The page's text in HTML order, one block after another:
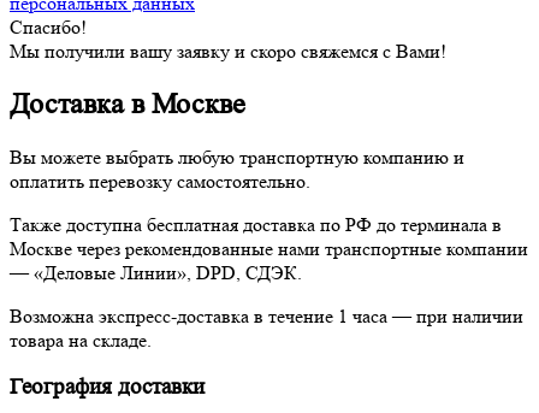
Спасибо!
Мы получили вашу заявку и скоро свяжемся с Вами!
Доставка в Москве
Вы можете выбрать любую транспортную компанию и
оплатить перевозку самостоятельно.
Также доступна бесплатная доставка по РФ до терминала в
Москве через рекомендованные нами транспортные компании
— «Деловые Линии», DPD, СДЭК.
Возможна экспресс-доставка в течение 1 часа — при наличии
товара на складе.
География доставки